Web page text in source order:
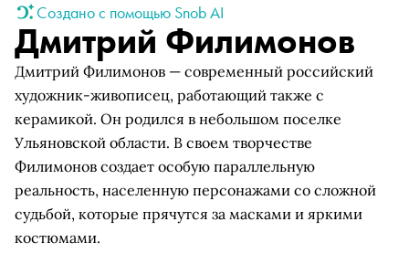
Создано с помощью Snob AI
Дмитрий Филимонов
Дмитрий Филимонов — современный российский
художник-живописец, работающий также с
керамикой. Он родился в небольшом поселке
Ульяновской области. В своем творчестве
Филимонов создает особую параллельную
реальность, населенную персонажами со сложной
судьбой, которые прячутся за масками и яркими
костюмами.